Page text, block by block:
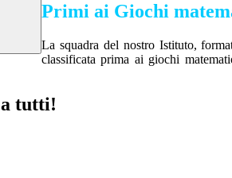
Primi ai Giochi
La squadra del nostro Istituto,
classificata prima ai giochi
tutti!